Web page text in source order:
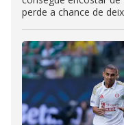
perde a chance de